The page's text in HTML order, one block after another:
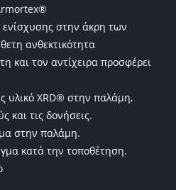
στην άκρη των
ανθεκτικότητα
και τον αντίχειρα προσφέρει
υλικό XRD® στην παλάμη,
και τις δονήσεις.
στην παλάμη.
κατά την τοποθέτηση.